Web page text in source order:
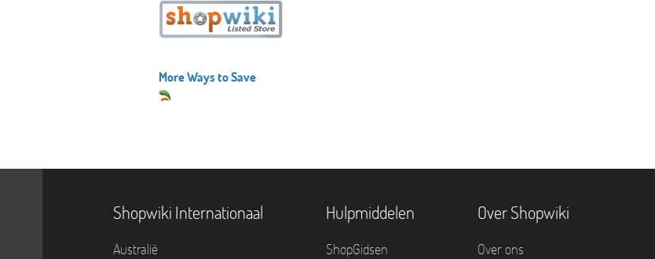
More Ways to Save
Shopwiki Internationaal
Australië
Hulpmiddelen
ShopGidsen
Over Shopwiki
Over ons